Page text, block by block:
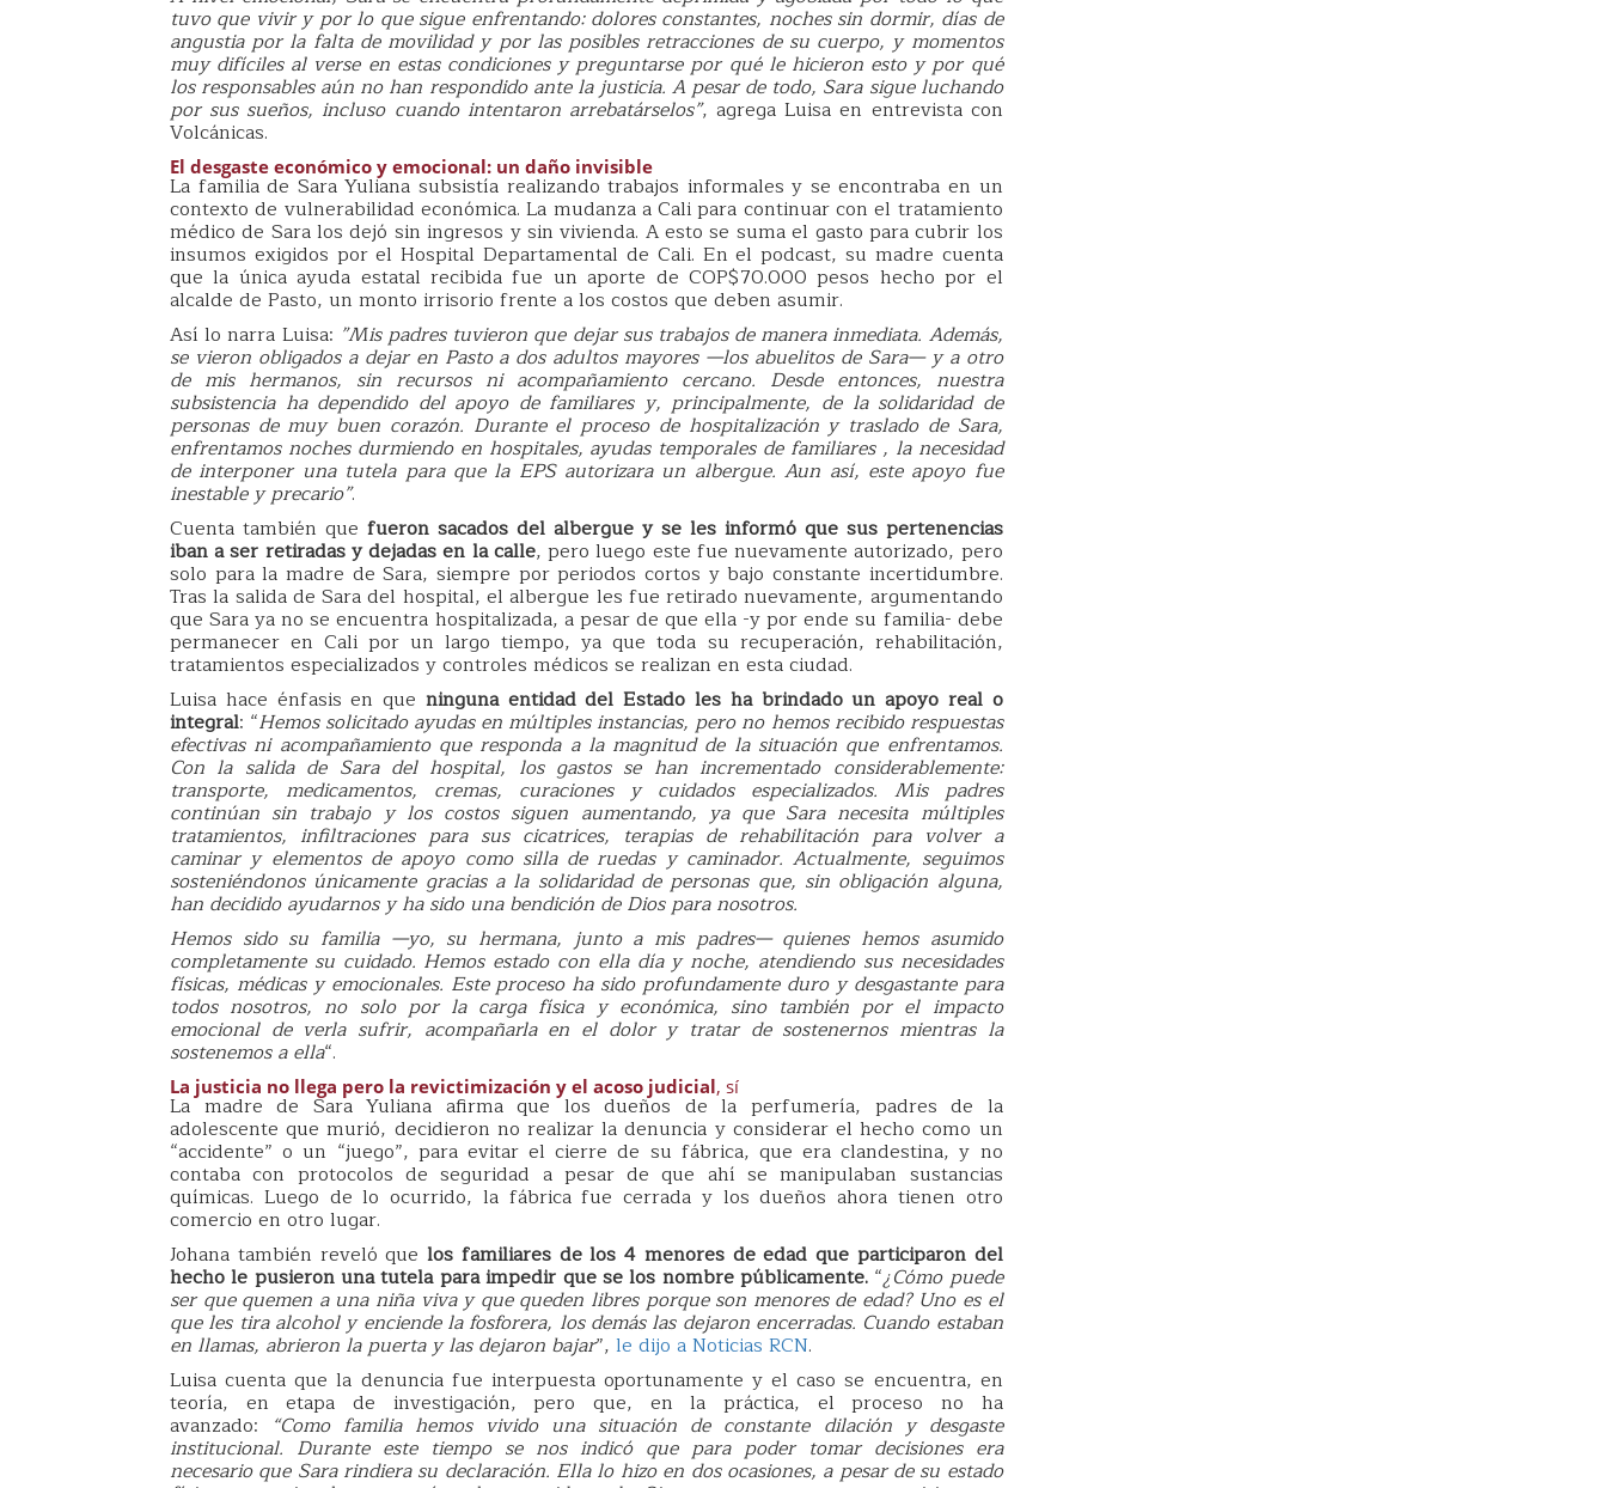
tuvo que vivir y por lo que sigue enfrentando: dolores constantes, noches sin dormir, días de
angustia por la falta de movilidad y por las posibles retracciones de su cuerpo, y momentos
muy difíciles al verse en estas condiciones y preguntarse por qué le hicieron esto y por qué
los responsables aún no han respondido ante la justicia. A pesar de todo, Sara sigue luchando
por sus sueños, incluso cuando intentaron arrebatárselos”, agrega Luisa en entrevista con
Volcánicas.
El desgaste económico y emocional: un daño invisible
La familia de Sara Yuliana subsistía realizando trabajos informales y se encontraba en un
contexto de vulnerabilidad económica. La mudanza a Cali para continuar con el tratamiento
médico de Sara los dejó sin ingresos y sin vivienda. A esto se suma el gasto para cubrir los
insumos exigidos por el Hospital Departamental de Cali. En el podcast, su madre cuenta
que la única ayuda estatal recibida fue un aporte de COP$70.000 pesos hecho por el
alcalde de Pasto, un monto irrisorio frente a los costos que deben asumir.
Así lo narra Luisa: ”Mis padres tuvieron que dejar sus trabajos de manera inmediata. Además,
se vieron obligados a dejar en Pasto a dos adultos mayores —los abuelitos de Sara— y a otro
de mis hermanos, sin recursos ni acompañamiento cercano. Desde entonces, nuestra
subsistencia ha dependido del apoyo de familiares y, principalmente, de la solidaridad de
personas de muy buen corazón. Durante el proceso de hospitalización y traslado de Sara,
enfrentamos noches durmiendo en hospitales, ayudas temporales de familiares , la necesidad
de interponer una tutela para que la EPS autorizara un albergue. Aun así, este apoyo fue
inestable y precario”.
Cuenta también que fueron sacados del albergue y se les informó que sus pertenencias
iban a ser retiradas y dejadas en la calle, pero luego este fue nuevamente autorizado, pero
solo para la madre de Sara, siempre por periodos cortos y bajo constante incertidumbre.
Tras la salida de Sara del hospital, el albergue les fue retirado nuevamente, argumentando
que Sara ya no se encuentra hospitalizada, a pesar de que ella -y por ende su familia- debe
permanecer en Cali por un largo tiempo, ya que toda su recuperación, rehabilitación,
tratamientos especializados y controles médicos se realizan en esta ciudad.
Luisa hace énfasis en que ninguna entidad del Estado les ha brindado un apoyo real o
integral: “Hemos solicitado ayudas en múltiples instancias, pero no hemos recibido respuestas
efectivas ni acompañamiento que responda a la magnitud de la situación que enfrentamos.
Con la salida de Sara del hospital, los gastos se han incrementado considerablemente:
transporte, medicamentos, cremas, curaciones y cuidados especializados. Mis padres
continúan sin trabajo y los costos siguen aumentando, ya que Sara necesita múltiples
tratamientos, infiltraciones para sus cicatrices, terapias de rehabilitación para volver a
caminar y elementos de apoyo como silla de ruedas y caminador. Actualmente, seguimos
sosteniéndonos únicamente gracias a la solidaridad de personas que, sin obligación alguna,
han decidido ayudarnos y ha sido una bendición de Dios para nosotros.
Hemos sido su familia —yo, su hermana, junto a mis padres— quienes hemos asumido
completamente su cuidado. Hemos estado con ella día y noche, atendiendo sus necesidades
físicas, médicas y emocionales. Este proceso ha sido profundamente duro y desgastante para
todos nosotros, no solo por la carga física y económica, sino también por el impacto
emocional de verla sufrir, acompañarla en el dolor y tratar de sostenernos mientras la
sostenemos a ella“.
La justicia no llega pero la revictimización y el acoso judicial, sí
La madre de Sara Yuliana afirma que los dueños de la perfumería, padres de la
adolescente que murió, decidieron no realizar la denuncia y considerar el hecho como un
“accidente” o un “juego”, para evitar el cierre de su fábrica, que era clandestina, y no
contaba con protocolos de seguridad a pesar de que ahí se manipulaban sustancias
químicas. Luego de lo ocurrido, la fábrica fue cerrada y los dueños ahora tienen otro
comercio en otro lugar.
Johana también reveló quelos familiares de los 4 menores de edad que participaron del
hecho le pusieron una tutela para impedir que se los nombre públicamente.“¿Cómo puede
ser que quemen a una niña viva y que queden libres porque son menores de edad? Uno es el
que les tira alcohol y enciende la fosforera, los demás las dejaron encerradas. Cuando estaban
en llamas, abrieron la puerta y las dejaron bajar”, le dijo a Noticias RCN.
Luisa cuenta que la denuncia fue interpuesta oportunamente y el caso se encuentra, en
teoría, en etapa de investigación, pero que, en la práctica, el proceso no ha
avanzado: “Como familia hemos vivido una situación de constante dilación y desgaste
institucional. Durante este tiempo se nos indicó que para poder tomar decisiones era
necesario que Sara rindiera su declaración. Ella lo hizo en dos ocasiones, a pesar de su estado